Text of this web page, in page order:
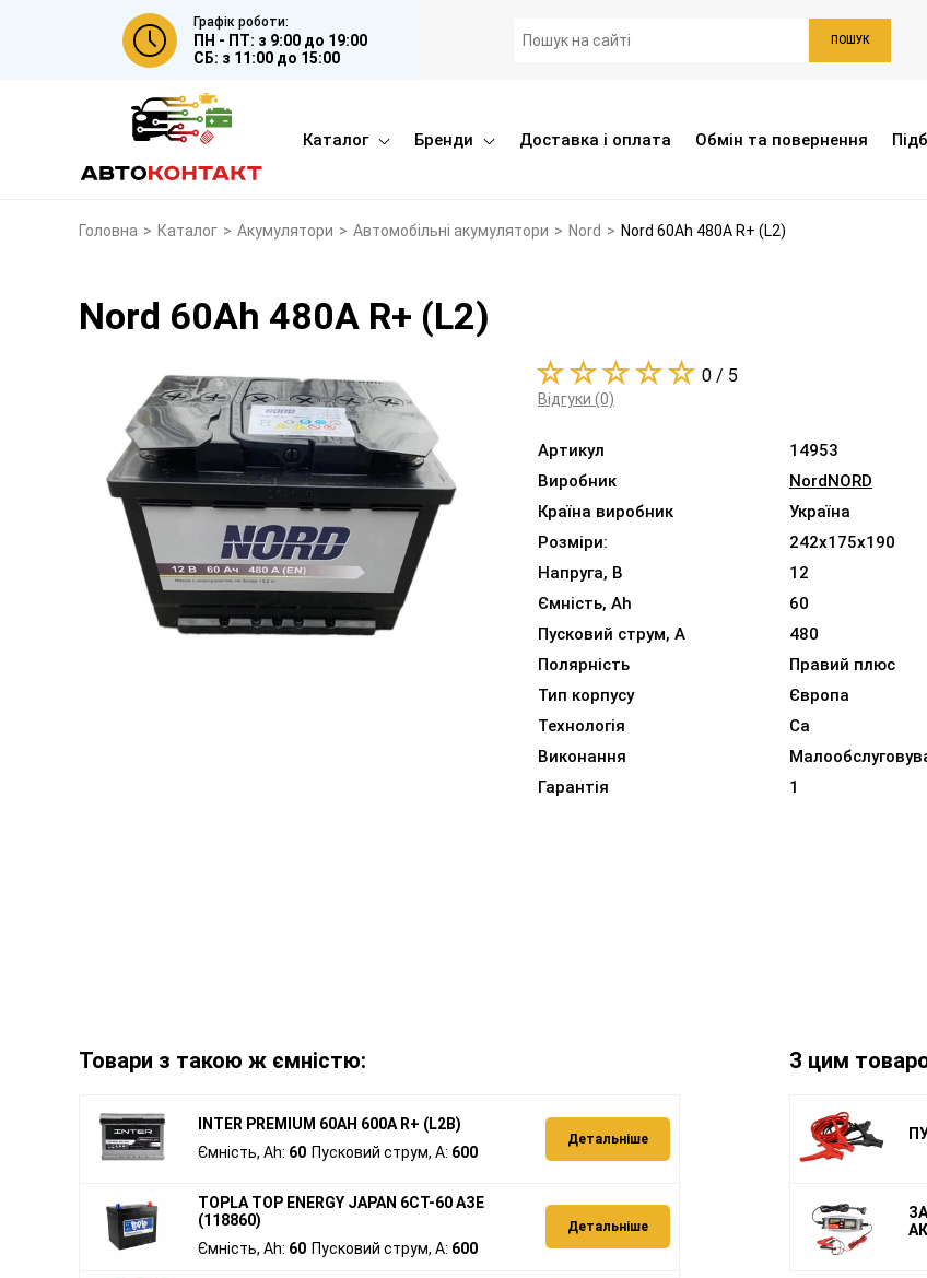
Графік роботи:
ПН - ПТ: з 9:00 до 19:00
СБ: з 11:00 до 15:00
ПОШУК
Каталог Бренди Доставка і оплата Обмін та повернення
Головна > Каталог > Акумулятори > Автомобільні акумулятори > Nord > Nord 60Ah 480A R+ (L2)
Nord 60Ah 480A R+ (L2)
0 / 5
Відгуки (0)
Артикул
14953
Виробник
Nord NORD
Країна виробник
Україна
Розміри:
242x175x190
Напруга, В
12
Ємність, Ah
60
Пусковий струм, A
480
Полярність
Правий плюс
Тип корпусу
Європа
Технологія
Ca
Виконання
Гарантія
1
Товари з такою ж ємністю:
INTER PREMIUM 60AH 600A R+ (L2B)
Ємність, Ah: 60 Пусковий струм, A: 600
Детальніше
TOPLA TOP ENERGY JAPAN 6CT-60 АЗE
(118860)
Ємність, Ah: 60 Пусковий струм, A: 600
Детальніше
З цим